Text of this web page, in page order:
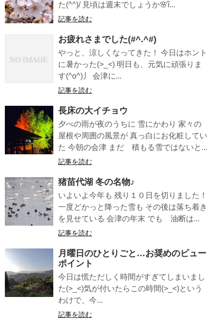
た(^^)/ 見頃は週末でしょうか🌸ἳ...
記事を読む
お疲れさまでした(#^.^#)
やっと、涼しくなってきた！ 今日はホント
に暑かった(>_<) 明日も、元気に頑張りま
す(^o^)丿 会津に...
記事を読む
長床の大イチョウ
夕べの雨が夜のうちに 雪にかわり 家々の
屋根や周囲の風景が 真っ白にお化粧してい
た 今朝の会津 まだ 積もる雪ではないと...
記事を読む
猪苗代湖 冬の名物♪
いよいよ今年も 残り１０日を切りました！
一度どかっと降った雪も その後は落ち着き
を見せている 会津の年末 でも 油断は...
記事を読む
月曜日のひとりごと…お奨めのビュー
ポイント
今日は慌ただしく時間がすぎてしまいまし
た(>_<)気が付いたらこの時間(>_<)という
わけで、今...
記事を読む